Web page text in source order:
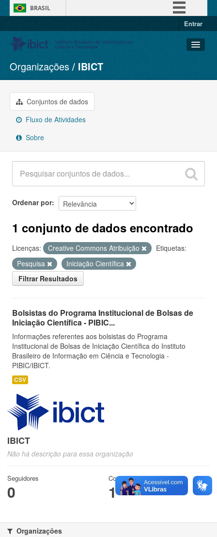
BRASIL
Entrar
Conjuntos de dados
Organizações
Grupos
Sobre
Organizações IBICT
Conjuntos de dados
Fluxo de Atividades
Sobre
Ordenar por
1 conjunto de dados encontrado
Licenças: Creative Commons Atribuição
Etiquetas:
Pesquisa
Iniciação Científica
Filtrar Resultados
Bolsistas do Programa Institucional de Bolsas de
Iniciação Científica - PIBIC...
Informações referentes aos bolsistas do Programa
Institucional de Bolsas de Iniciação Científica do Instituto
Brasileiro de Informação em Ciência e Tecnologia -
PIBIC/IBICT.
CSV
IBICT
Não há descrição para essa organização
Seguidores
0
Conjuntos de dados
1
Organizações